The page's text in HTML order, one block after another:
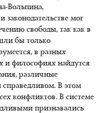
Вольпина,
мог
свободы, так как в
бы только
в разных
и философиях найдутся
различные
справедливом. В этом
конфликтов. В системе
признавались